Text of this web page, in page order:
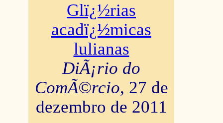
Glï¿½rias
acadï¿½micas
lulianas
DiÃ¡rio do
ComÃ©rcio, 27 de
dezembro de 2011